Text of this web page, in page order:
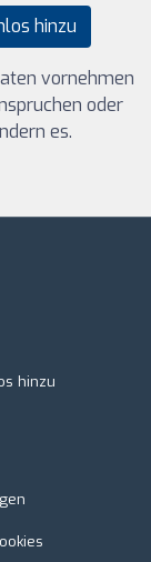
hinzu
vornehmen
oder
es.
hinzu